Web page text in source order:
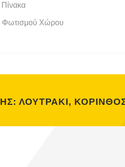
Πίνακα
Φωτισμού Χώρου
ΛΟΥΤΡΑΚΙ,